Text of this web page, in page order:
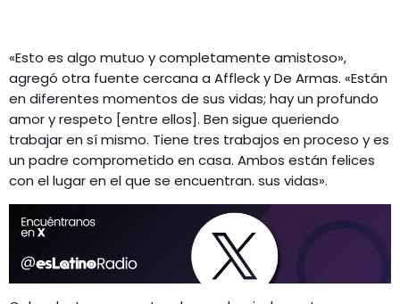
«Esto es algo mutuo y completamente amistoso»,
agregó otra fuente cercana a Affleck y De Armas. «Están
en diferentes momentos de sus vidas; hay un profundo
amor y respeto [entre ellos]. Ben sigue queriendo
trabajar en sí mismo. Tiene tres trabajos en proceso y es
un padre comprometido en casa. Ambos están felices
con el lugar en el que se encuentran. sus vidas».